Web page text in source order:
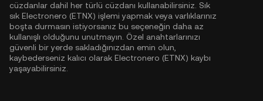
cüzdanlar dahil her türlü cüzdanı kullanabilirsiniz. Sık
sık Electronero (ETNX) işlemi yapmak veya varlıklarınız
boşta durmasın istiyorsanız bu seçeneğin daha az
kullanışlı olduğunu unutmayın. Özel anahtarlarınızı
güvenli bir yerde sakladığınızdan emin olun,
kaybederseniz kalıcı olarak Electronero (ETNX) kaybı
yaşayabilirsiniz.